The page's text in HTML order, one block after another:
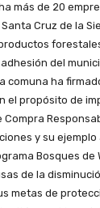
más de 20
Cruz de la
del
comuna ha
el propósito de
y su ejemplo
Bosques de
de la
metas de